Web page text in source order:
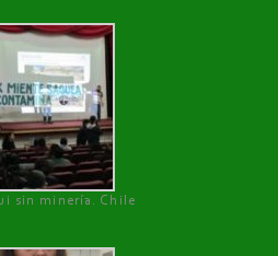
sin minería. Chile